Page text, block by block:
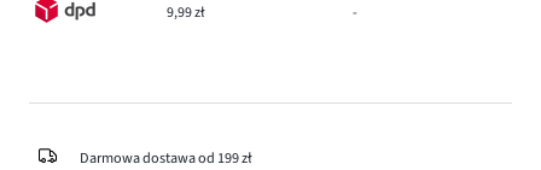
9,99 zł -
Darmowa dostawa od 199 zł